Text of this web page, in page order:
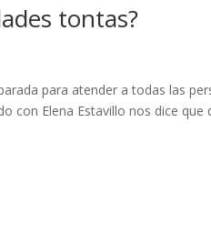
tontas?
para atender a todas las
con Elena Estavillo nos dice que